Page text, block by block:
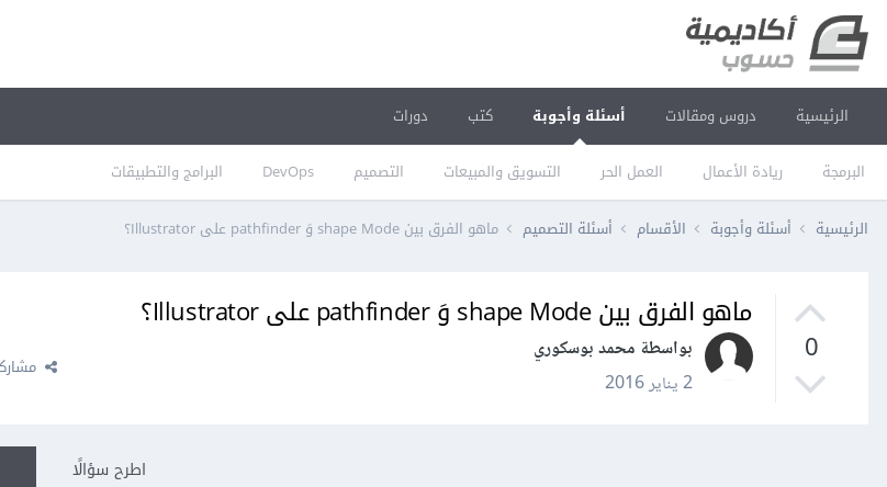
الرئيسية دروس ومقالات أسئلة وأجوبة
البرمجة ريادة الأعمال العمل الحر التسويق والمبيعات التصميم DevOps البرامج والتطبيقات
كتب دورات
الرئيسية أسئلة وأجوبة الأقسام أسئلة التصميم ماهو الفرق بين shape Mode وَ pathfinder على Illustrator؟
0
ماهو الفرق بين shape Mode وَ pathfinder على Illustrator؟
بواسطة محمد بوسكوري
2 يناير 2016
اطرح سؤالًا